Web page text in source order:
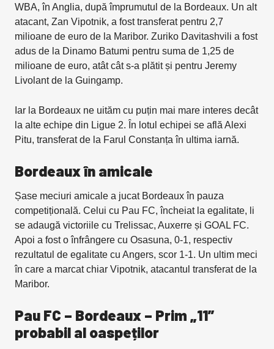
WBA, în Anglia, după împrumutul de la Bordeaux. Un alt
atacant, Zan Vipotnik, a fost transferat pentru 2,7
milioane de euro de la Maribor. Zuriko Davitashvili a fost
adus de la Dinamo Batumi pentru suma de 1,25 de
milioane de euro, atât cât s-a plătit și pentru Jeremy
Livolant de la Guingamp.
Iar la Bordeaux ne uităm cu puțin mai mare interes decât
la alte echipe din Ligue 2. În lotul echipei se află Alexi
Pitu, transferat de la Farul Constanța în ultima iarnă.
Bordeaux în amicale
Șase meciuri amicale a jucat Bordeaux în pauza
competițională. Celui cu Pau FC, încheiat la egalitate, li
se adaugă victoriile cu Trelissac, Auxerre și GOAL FC.
Apoi a fost o înfrângere cu Osasuna, 0-1, respectiv
rezultatul de egalitate cu Angers, scor 1-1. Un ultim meci
în care a marcat chiar Vipotnik, atacantul transferat de la
Maribor.
Pau FC – Bordeaux – Prim „11”
probabil al oaspeților